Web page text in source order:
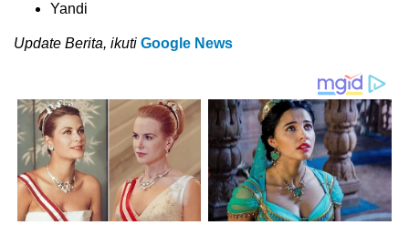
Yandi
Update Berita, ikuti Google News